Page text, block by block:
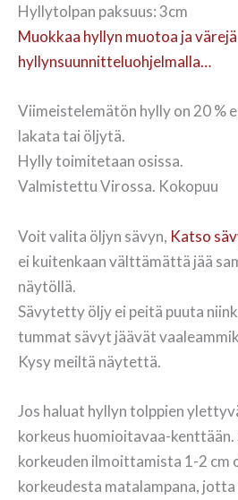
Hyllytolpan paksuus: 3cm
Muokkaa hyllyn muotoa ja värejä
hyllynsuunnitteluohjelmalla…
Viimeistelemätön hylly on 20 %
lakata tai öljytä.
Hylly toimitetaan osissa.
Valmistettu Virossa. Kokopuu
Voit valita öljyn sävyn, Katso
ei kuitenkaan välttämättä jää
näytöllä.
Sävytetty öljy ei peitä puuta
tummat sävyt jäävät
Kysy meiltä näytettä.
Jos haluat hyllyn tolppien
korkeus huomioitavaa-
korkeuden ilmoittamista 1-2 cm
korkeudesta matalampana, jotta